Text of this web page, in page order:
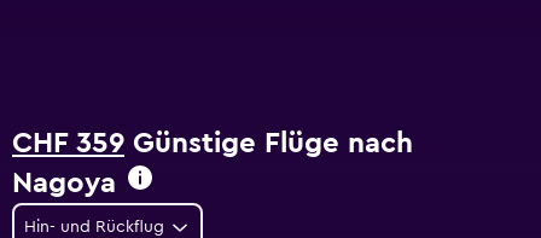
CHF 359 Günstige Flüge nach
Nagoya
Hin- und Rückflug